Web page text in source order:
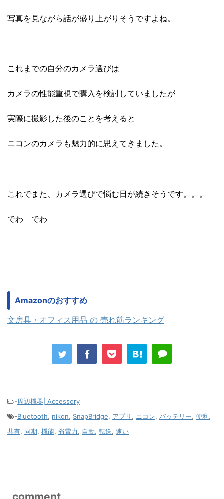
写真を見ながら話が盛り上がりそうですよね。
これまでの自分のカメラ選びは
カメラの性能重視で購入を検討していましたが
実際に撮影した後のことを考えると
ニコンのカメラも魅力的に思えてきました。
これでまた、カメラ選びで悩む日が続きそうです。。。
でわ でわ
Amazonのおすすめ
文房具・オフィス用品 の 売れ筋ランキング
-周辺機器| Accessory
-Bluetooth, nikon, SnapBridge, アプリ , ニコン, バッテリー, 便利,
共有, 同期, 機能, 省電力, 自動, 転送, 速い